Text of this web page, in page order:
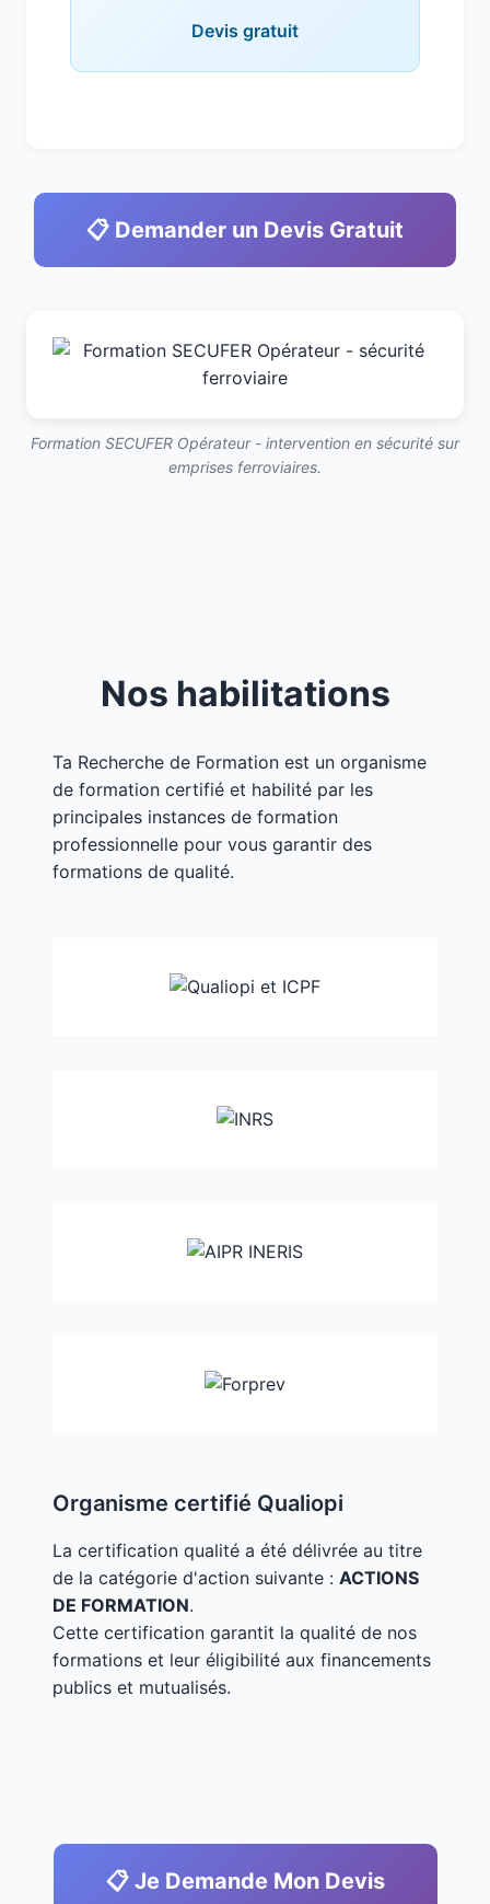
Devis gratuit
📋 Demander un Devis Gratuit
Formation SECUFER Opérateur - intervention en sécurité sur
emprises ferroviaires.
Nos habilitations
Ta Recherche de Formation est un organisme
de formation certifié et habilité par les
principales instances de formation
professionnelle pour vous garantir des
formations de qualité.
Organisme certifié Qualiopi
La certification qualité a été délivrée au titre
de la catégorie d'action suivante : ACTIONS
DE FORMATION.
Cette certification garantit la qualité de nos
formations et leur éligibilité aux financements
publics et mutualisés.
📋 Je Demande Mon Devis